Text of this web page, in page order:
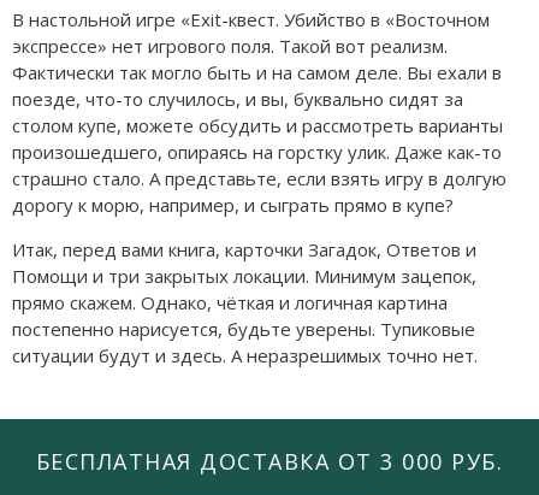
В настольной игре «Exit-квест. Убийство в «Восточном
экспрессе» нет игрового поля. Такой вот реализм.
Фактически так могло быть и на самом деле. Вы ехали в
поезде, что-то случилось, и вы, буквально сидят за
столом купе, можете обсудить и рассмотреть варианты
произошедшего, опираясь на горстку улик. Даже как-то
страшно стало. А представьте, если взять игру в долгую
дорогу к морю, например, и сыграть прямо в купе?
Итак, перед вами книга, карточки Загадок, Ответов и
Помощи и три закрытых локации. Минимум зацепок,
прямо скажем. Однако, чёткая и логичная картина
постепенно нарисуется, будьте уверены. Тупиковые
ситуации будут и здесь. А неразрешимых точно нет.
БЕСПЛАТНАЯ ДОСТАВКА ОТ 3 000 РУБ.